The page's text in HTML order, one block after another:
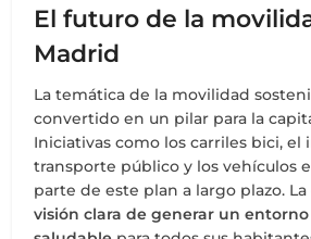
El futuro de la
Madrid
La temática de la movilidad
convertido en un pilar para la
Iniciativas como los carriles bici, el
transporte público y los vehículos
parte de este plan a largo plazo.
visión clara de generar un